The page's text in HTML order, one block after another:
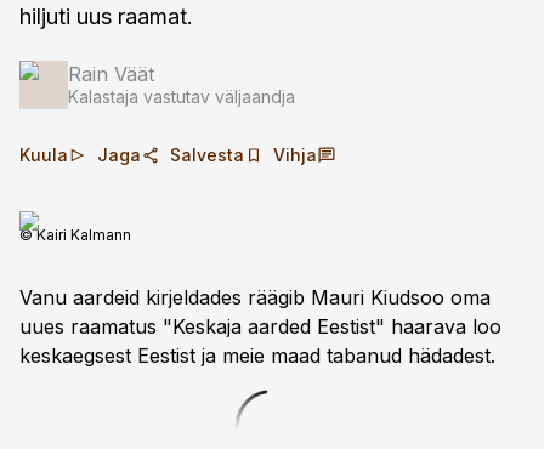
hiljuti uus raamat.
Rain Väät
Kalastaja vastutav väljaandja
Kuula Jaga Salvesta Vihja
© Kairi Kalmann
Vanu aardeid kirjeldades räägib Mauri Kiudsoo oma
uues raamatus "Keskaja aarded Eestist" haarava loo
keskaegsest Eestist ja meie maad tabanud hädadest.